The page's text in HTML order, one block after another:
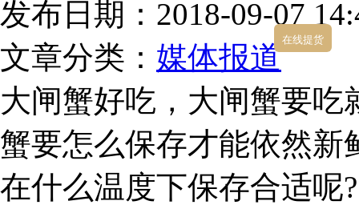
发布日期：2018-09-07
文章分类： 媒体报道
大闸蟹好吃，大闸蟹要
蟹要怎么保存才能依然新
在什么温度下保存合适呢?
在线提货